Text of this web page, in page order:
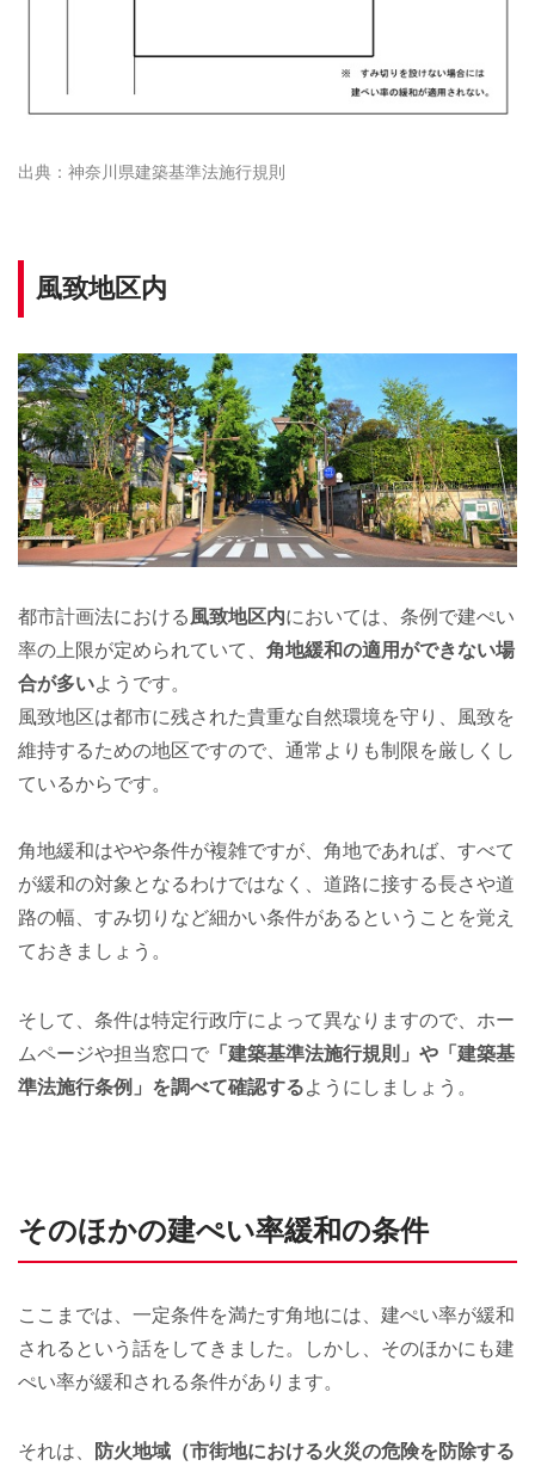
神奈川県建築基準法施行規則
風致地区内
都市計画法における 風致地区内においては、条例で建ぺい
率の上限が定められていて、 角地緩和の適用ができない場
合が多いようです。
風致地区は都市に残された貴重な自然環境を守り、風致を
維持するための地区ですので、通常よりも制限を厳しくし
ているからです。
角地緩和はやや条件が複雑ですが、角地であれば、すべて
が緩和の対象となるわけではなく、道路に接する長さや道
路の幅、すみ切りなど細かい条件があるということを覚え
ておきましょう。
そして、条件は特定行政庁によって異なりますので、ホー
ムページや担当窓口で 「建築基準法施行規則」や「建築基
準法施行条例」を調べて確認するようにしましょう。
そのほかの建ぺい率緩和の条件
ここまでは、一定条件を満たす角地には、建ぺい率が緩和
されるという話をしてきました。しかし、そのほかにも建
ぺい率が緩和される条件があります。
それは、
防火地域（市街地における火災の危険を防除する